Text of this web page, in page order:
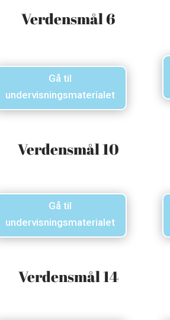
Verdensmål 6
Gå til
undervisningsmaterialet
Verdensmål 10
Gå til
undervisningsmaterialet
Verdensmål 14